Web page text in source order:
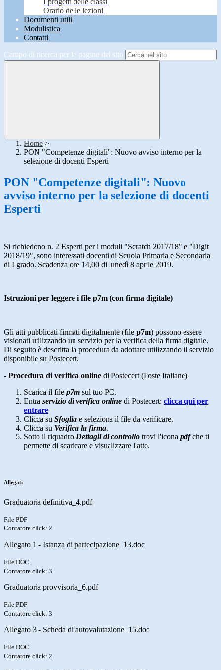
I progetti delle classi
Orario delle lezioni
Documenti utili
Modulistica
Contatti
Campo di ricerca per le pagine del sito
Home >
PON "Competenze digitali": Nuovo avviso interno per la
selezione di docenti Esperti
PON "Competenze digitali": Nuovo
avviso interno per la selezione di docenti
Esperti
Si richiedono n. 2 Esperti per i moduli "Scratch 2017/18" e "Digit
2018/19", sono interessati docenti di Scuola Primaria e Secondaria
di I grado. Scadenza ore 14,00 di lunedì 8 aprile 2019.
Istruzioni per leggere i file p7m (con firma digitale)
Gli atti pubblicati firmati digitalmente (file p7m) possono essere
visionati utilizzando un servizio per la verifica della firma digitale.
Di seguito è descritta la procedura da adottare utilizzando il servizio
disponibile su Postecert.
- Procedura di verifica online di Postecert (Poste Italiane)
Scarica il file p7m sul tuo PC.
Entra servizio di verifica online di Postecert: clicca qui per
entrare
Clicca su Sfoglia e seleziona il file da verificare.
Clicca su Verifica la firma.
Sotto il riquadro Dettagli di controllo trovi l'icona pdf che ti
permette di scaricare e visualizzare l'atto.
Allegati
Graduatoria definitiva_4.pdf
File PDF
Contatore click: 2
Allegato 1 - Istanza di partecipazione_13.doc
File DOC
Contatore click: 3
Graduatoria provvisoria_6.pdf
File PDF
Contatore click: 3
Allegato 3 - Scheda di autovalutazione_15.doc
File DOC
Contatore click: 2